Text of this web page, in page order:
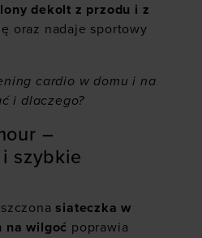
dekolt z przodu i z
oraz nadaje sportowy
cardio w domu i na
i dlaczego?
–
szybkie
siateczka w
na wilgoć poprawia